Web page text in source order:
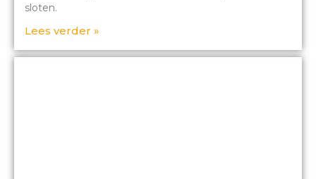
sloten.
Lees verder »